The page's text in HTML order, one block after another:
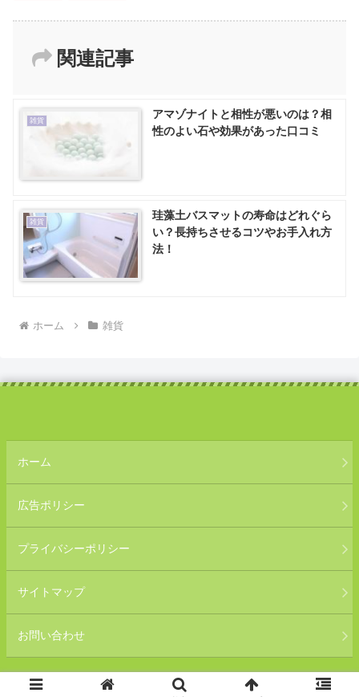
関連記事
雑貨
アマゾナイトと相性が悪いのは？相
性のよい石や効果があった口コミ
雑貨
珪藻土バスマットの寿命はどれぐら
い？長持ちさせるコツやお手入れ方
法！
ホーム 雑貨
ホーム
広告ポリシー
プライバシーポリシー
サイトマップ
お問い合わせ